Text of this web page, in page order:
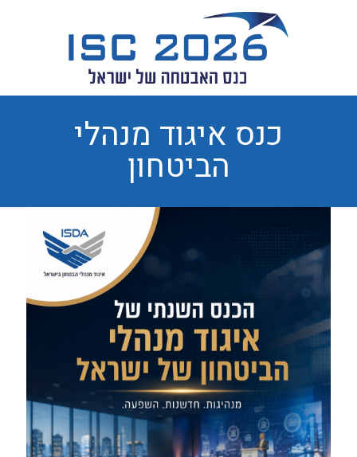
כנס איגוד מנהלי
הביטחון